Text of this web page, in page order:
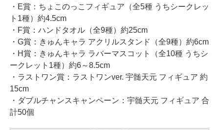
・E賞：ちょこのっこフィギュア（全5種 うちシークレッ
ト1種）約4.5cm
・F賞：ハンドタオル（全9種）約25cm
・G賞：きゅんキャラ アクリルスタンド（全9種）約6cm
・H賞：きゅんキャラ ラバーマスコット（全10種 うちシ
ークレット1種）約6～8.5cm
・ラストワン賞：ラストワンver. 宇髄天元 フィギュア 約
15cm
・ダブルチャンスキャンペーン：宇髄天元 フィギュア 合
計50個